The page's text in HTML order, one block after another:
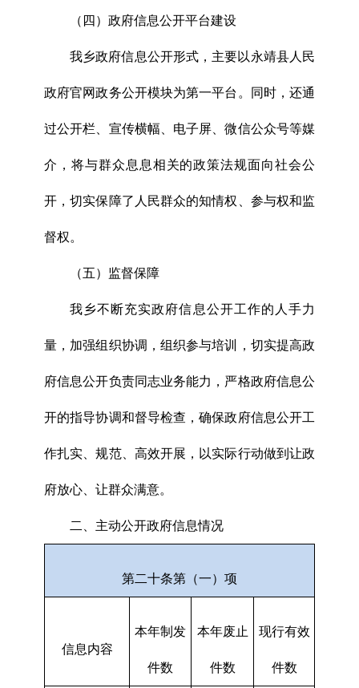
（四）政府信息公开平台建设
我乡政府信息公开形式，主要以永靖县人民
政府官网政务公开模块为第一平台。同时，还通
过公开栏、宣传横幅、电子屏、微信公众号等媒
介，将与群众息息相关的政策法规面向社会公
开，切实保障了人民群众的知情权、参与权和监
督权。
（五）监督保障
我乡不断充实政府信息公开工作的人手力
量，加强组织协调，组织参与培训，切实提高政
府信息公开负责同志业务能力，严格政府信息公
开的指导协调和督导检查，确保政府信息公开工
作扎实、规范、高效开展，以实际行动做到让政
府放心、让群众满意。
二、主动公开政府信息情况
第二十条第（一）项
信息内容
本年制发
件数
本年废止
件数
现行有效
件数